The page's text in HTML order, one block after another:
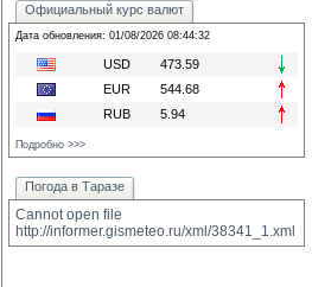
Официальный курс валют
Дата обновления: 01/08/2026 08:44:32
USD
473.59
EUR
544.68
RUB
5.94
Подробно >>>
Погода в Таразе
Cannot open file
http://informer.gismeteo.ru/xml/38341_1.xml